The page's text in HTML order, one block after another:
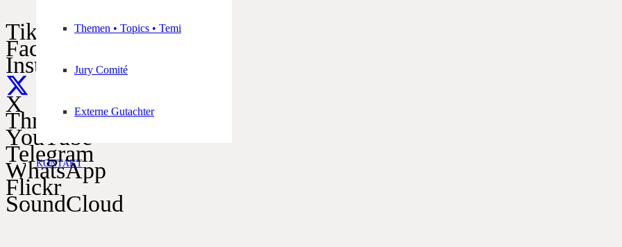
Themen • Topics • Temi
Jury Comité
Externe Gutachter
KONTAKT
TikTok
Facebook
Instagram
X
Threads
YouTube
Telegram
WhatsApp
Flickr
SoundCloud